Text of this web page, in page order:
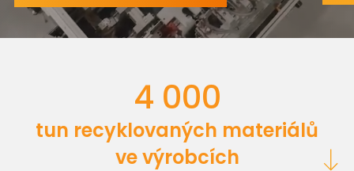
4 000
tun recyklovaných materiálů
ve výrobcích